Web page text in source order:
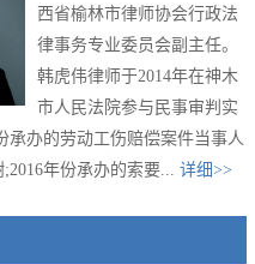
西省榆林市律师协会行政法
律事务专业委员会副主任。
韩虎伟律师于2014年在神木
市人民法院参与民事审判实
承办的劳动工伤赔偿案件当事人
年份承办的索要... 详细>>